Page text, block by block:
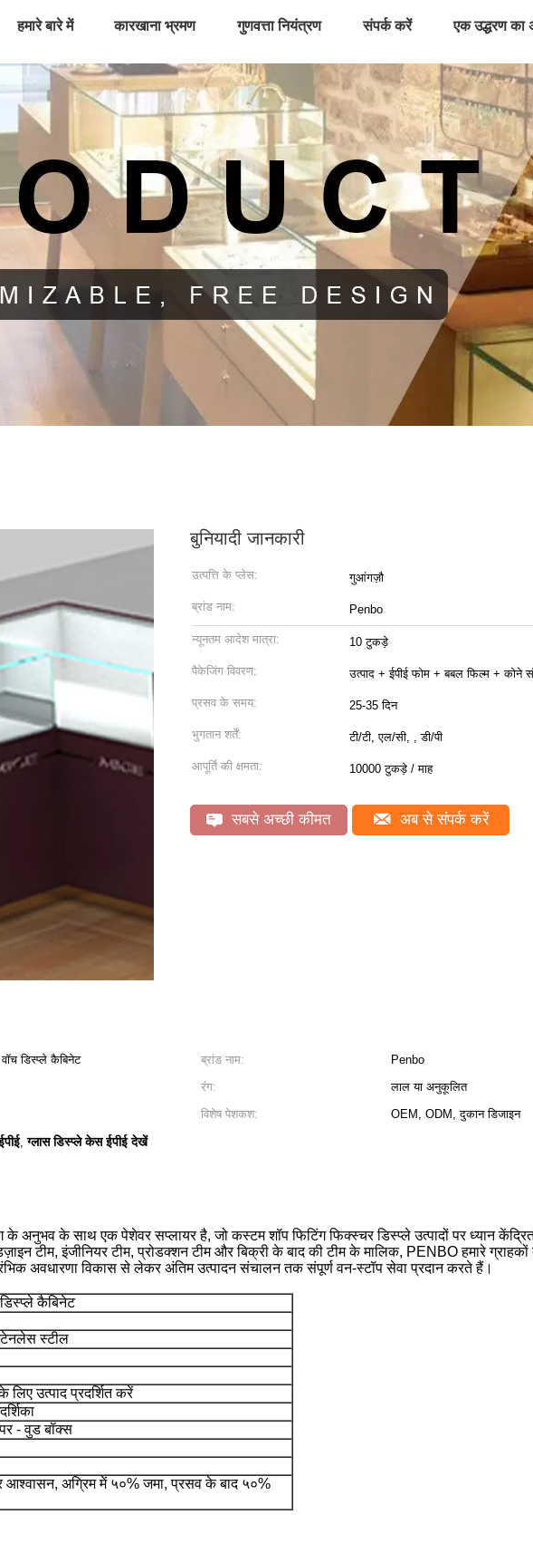
हमारे बारे में कारखाना भ्रमण गुणवत्ता नियंत्रण संपर्क करें एक उद्धरण का
बुनियादी जानकारी
उत्पत्ति के प्लेस: गुआंगज़ौ
ब्रांड नाम: Penbo
न्यूनतम आदेश मात्रा: 10 टुकड़े
पैकेजिंग विवरण: उत्पाद + ईपीई फोम + बबल फिल्म + कोने
प्रसव के समय: 25-35 दिन
भुगतान शर्तें: टी/टी, एल/सी, , डी/पी
आपूर्ति की क्षमता: 10000 टुकड़े / माह
सबसे अच्छी कीमत अब से संपर्क करें
डिस्प्ले कैबिनेट ब्रांड नाम:
Penbo
रंग:
लाल या अनुकूलित
विशेष पेशकश:
OEM, ODM, दुकान डिजाइन
,ग्लास डिस्प्ले केस ईपीई देखें
अनुभव के साथ एक पेशेवर सप्लायर है, जो कस्टम शॉप फिटिंग फिक्स्चर डिस्प्ले उत्पादों पर ध्यान
टीम, इंजीनियर टीम, प्रोडक्शन टीम और बिक्री के बाद की टीम के मालिक, PENBO हमारे
अवधारणा विकास से लेकर अंतिम उत्पादन संचालन तक संपूर्ण वन-स्टॉप सेवा प्रदान करते हैं।
कैबिनेट
स्टील
उत्पाद प्रदर्शित करें
- वुड बॉक्स
आश्वासन, अग्रिम में ५०% जमा, प्रसव के बाद ५०%